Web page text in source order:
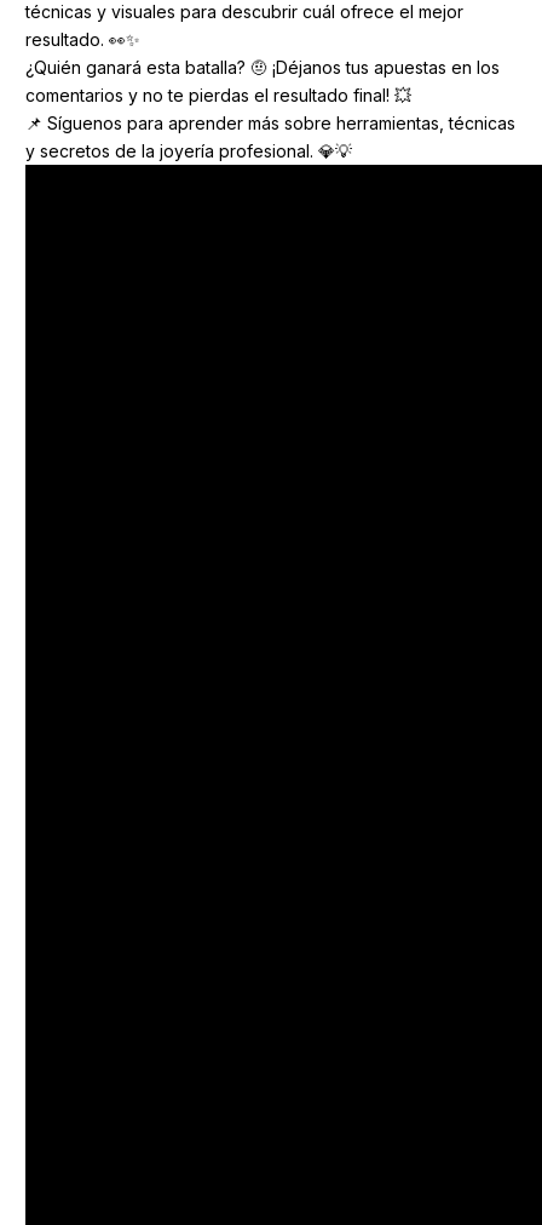
técnicas y visuales para descubrir cuál ofrece el mejor
resultado. 👀✨
¿Quién ganará esta batalla? 🤨 ¡Déjanos tus apuestas en los
comentarios y no te pierdas el resultado final! 💥
📌 Síguenos para aprender más sobre herramientas, técnicas
y secretos de la joyería profesional. 💎💡